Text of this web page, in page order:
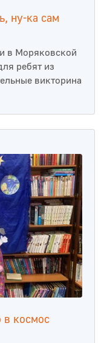
ну-ка сам
в Моряковской
ребят из
викторина
в космос